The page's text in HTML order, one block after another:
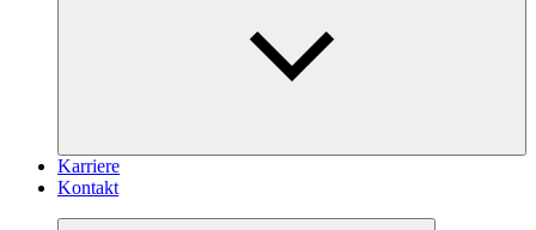
Karriere
Kontakt